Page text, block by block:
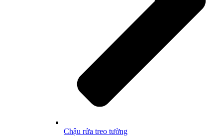
Chậu rửa treo tường